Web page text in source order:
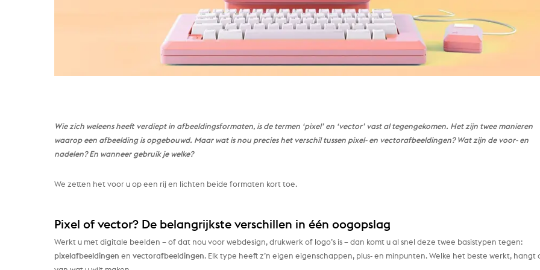
Wie zich weleens heeft verdiept in afbeeldingsformaten, is de termen ‘pixel’ en ‘vector’ vast al tegengekomen. Het zijn twee manieren
waarop een afbeelding is opgebouwd. Maar wat is nou precies het verschil tussen pixel- en vectorafbeeldingen? Wat zijn de voor- en
nadelen? En wanneer gebruik je welke?
We zetten het voor u op een rij en lichten beide formaten kort toe.
Pixel of vector? De belangrijkste verschillen in één oogopslag
Werkt u met digitale beelden – of dat nou voor webdesign, drukwerk of logo’s is – dan komt u al snel deze twee basistypen tegen:
pixelafbeeldingen envectorafbeeldingen. Elk type heeft z’n eigen eigenschappen, plus- en minpunten. Welke het beste werkt, hangt